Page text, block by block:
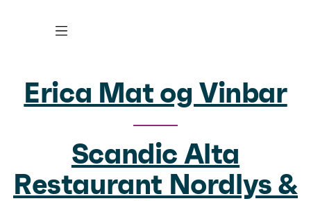
Erica Mat og Vinbar
Scandic Alta
Restaurant Nordlys &